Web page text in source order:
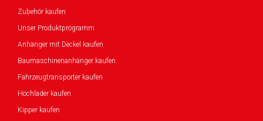
Zubehör kaufen
Unser Produktprogramm
Anhänger mit Deckel kaufen
Baumaschinenanhänger kaufen
Fahrzeugtransporter kaufen
Hochlader kaufen
Kipper kaufen